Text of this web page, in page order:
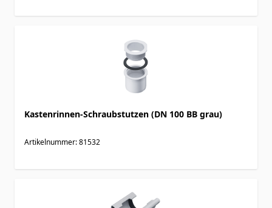
Kastenrinnen-Schraubstutzen (DN 100 BB grau)
Artikelnummer: 81532